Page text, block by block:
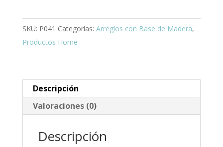
SKU: P041 Categorías: Arreglos con Base de Madera,
Productos Home
Descripción
Valoraciones (0)
Descripción